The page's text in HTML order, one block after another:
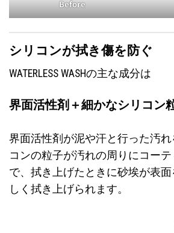
Before
シリコンが拭き傷を防ぐ
WATERLESS WASHの主な成分は
界面活性剤＋細かなシリコン
界面活性剤が泥や汗と行った汚れ
コンの粒子が汚れの周りにコー
で、拭き上げたときに砂埃が表
しく拭き上げられます。